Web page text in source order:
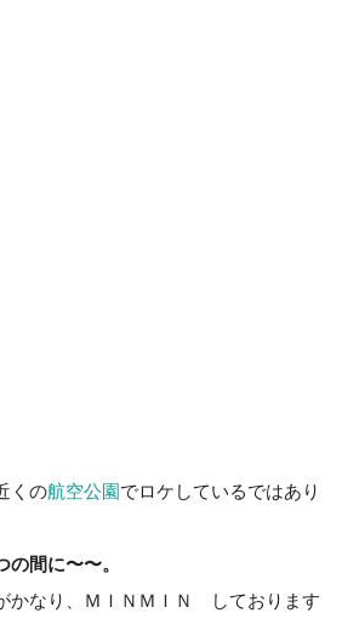
の航空公園でロケしているではあり
の間に〜〜。
ＩＮＭＩＮ しております